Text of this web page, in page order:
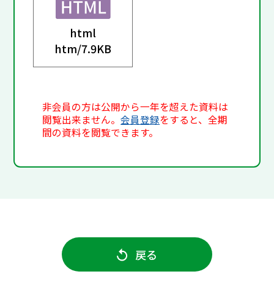
html
htm/7.9KB
非会員の方は公開から一年を超えた資料は
閲覧出来ません。会員登録をすると、全期
間の資料を閲覧できます。
戻る